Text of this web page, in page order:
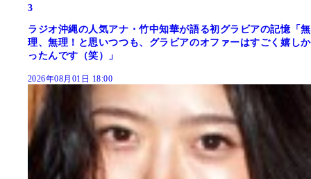
3
ラジオ沖縄の人気アナ・竹中知華が語る初グラビアの記憶「無
理、無理！と思いつつも、グラビアのオファーはすごく嬉しか
ったんです（笑）」
2026年08月01日 18:00